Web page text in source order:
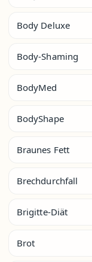
Body Deluxe
Body-Shaming
BodyMed
BodyShape
Braunes Fett
Brechdurchfall
Brigitte-Diät
Brot